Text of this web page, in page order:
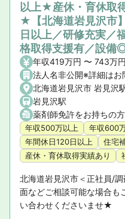
以上★産休・育休取
★【北海道岩見沢市
日以上／研修充実／
格取得支援有／設備
年収419万円 〜 743万円
法人名非公開※詳細はお
北海道岩見沢市 岩見沢
岩見沢駅
薬剤師免許をお持ちの方
年収500万以上 年収600
年間休日120日以上
住宅
産休・育休取得実績あり
北海道岩見沢市＜正社員/
面などご相談可能な場合も
い合わせくださいませ★